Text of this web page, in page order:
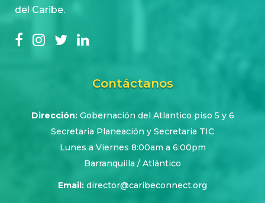
del Caribe.
Contáctanos
Dirección:Gobernación del Atlantico piso 5 y 6
Secretaria Planeación y Secretaria TIC
Lunes a Viernes 8:00am a 6:00pm
Barranquilla / Atlántico
Email: director@caribeconnect.org